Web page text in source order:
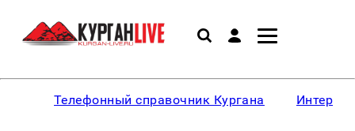
Телефонный справочник Кургана